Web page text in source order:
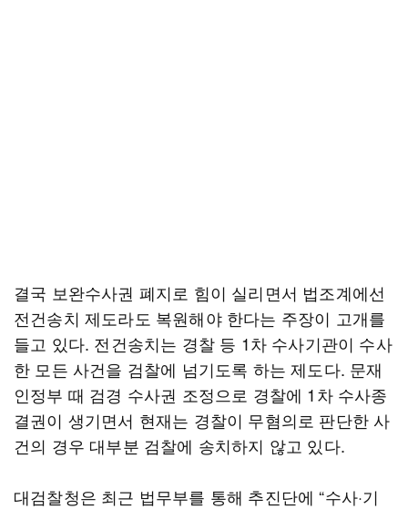
결국 보완수사권 폐지로 힘이 실리면서 법조계에선
전건송치 제도라도 복원해야 한다는 주장이 고개를
들고 있다. 전건송치는 경찰 등 1차 수사기관이 수사
한 모든 사건을 검찰에 넘기도록 하는 제도다. 문재
인정부 때 검경 수사권 조정으로 경찰에 1차 수사종
결권이 생기면서 현재는 경찰이 무혐의로 판단한 사
건의 경우 대부분 검찰에 송치하지 않고 있다.
대검찰청은 최근 법무부를 통해 추진단에 “수사·기